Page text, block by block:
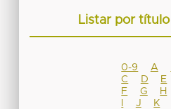
Listar por título
0-9 A
C
D
E
F
G
H
J K